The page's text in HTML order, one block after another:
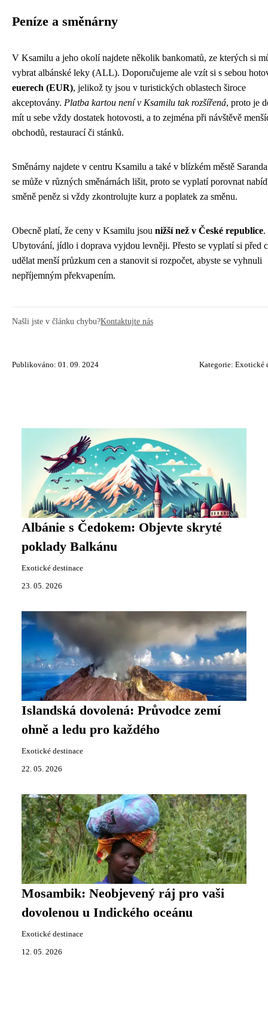
Peníze a směnárny
V Ksamilu a jeho okolí najdete několik bankomatů, ze kterých si
vybrat albánské leky (ALL). Doporučujeme ale vzít si s sebou
euerech (EUR), jelikož ty jsou v turistických oblastech široce
akceptovány. Platba kartou není v Ksamilu tak rozšířená, proto je
mít u sebe vždy dostatek hotovosti, a to zejména při návštěvě
obchodů, restaurací či stánků.
Směnárny najdete v centru Ksamilu a také v blízkém městě
se může v různých směnárnách lišit, proto se vyplatí porovnat
směně peněz si vždy zkontrolujte kurz a poplatek za směnu.
Obecně platí, že ceny v Ksamilu jsou nižší než v České republice.
Ubytování, jídlo i doprava vyjdou levněji. Přesto se vyplatí si před
udělat menší průzkum cen a stanovit si rozpočet, abyste se vyhnuli
nepříjemným překvapením.
Našli jste v článku chybu?Kontaktujte nás
Publikováno: 01. 09. 2024 Kategorie: Exotické
Albánie s Čedokem: Objevte skryté
poklady Balkánu
Exotické destinace
23. 05. 2026
Islandská dovolená: Průvodce zemí
ohně a ledu pro každého
Exotické destinace
22. 05. 2026
Mosambik: Neobjevený ráj pro vaši
dovolenou u Indického oceánu
Exotické destinace
12. 05. 2026